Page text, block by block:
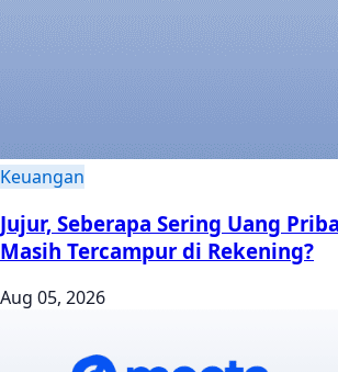
Keuangan
Jujur, Seberapa Sering Uang
Masih Tercampur di Rekening?
Aug 05, 2026